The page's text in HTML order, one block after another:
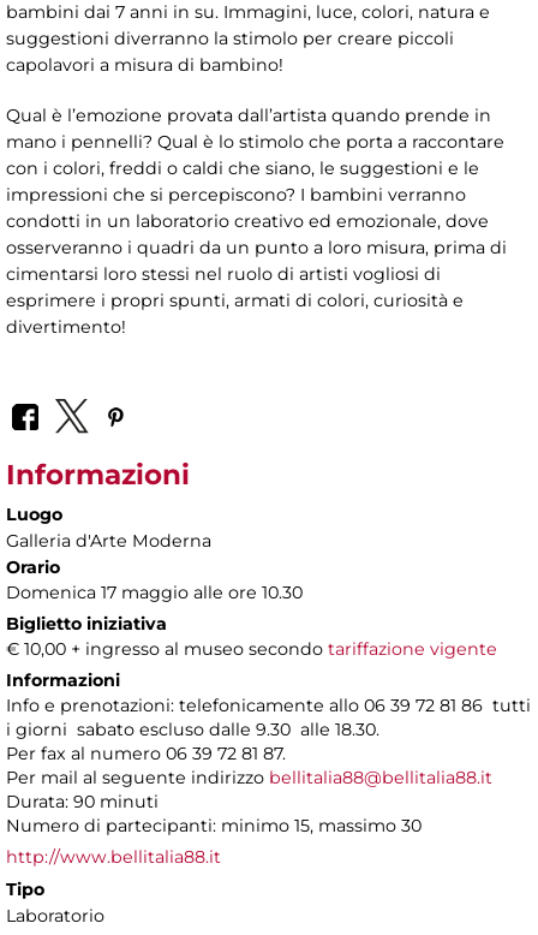
bambini dai 7 anni in su. Immagini, luce, colori, natura e
suggestioni diverranno la stimolo per creare piccoli
capolavori a misura di bambino!
Qual è l’emozione provata dall’artista quando prende in
mano i pennelli? Qual è lo stimolo che porta a raccontare
con i colori, freddi o caldi che siano, le suggestioni e le
impressioni che si percepiscono? I bambini verranno
condotti in un laboratorio creativo ed emozionale, dove
osserveranno i quadri da un punto a loro misura, prima di
cimentarsi loro stessi nel ruolo di artisti vogliosi di
esprimere i propri spunti, armati di colori, curiosità e
divertimento!
Informazioni
Luogo
Galleria d'Arte Moderna
Orario
Domenica 17 maggio alle ore 10.30
Biglietto iniziativa
€ 10,00 + ingresso al museo secondo tariffazione vigente
Informazioni
Info e prenotazioni: telefonicamente allo 06 39 72 81 86 tutti
i giorni sabato escluso dalle 9.30 alle 18.30.
Per fax al numero 06 39 72 81 87.
Per mail al seguente indirizzo bellitalia88@bellitalia88.it
Durata: 90 minuti
Numero di partecipanti: minimo 15, massimo 30
http://www.bellitalia88.it
Tipo
Laboratorio